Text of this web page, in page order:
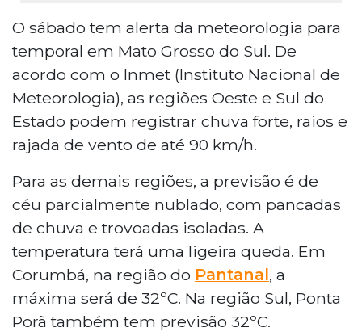
O sábado tem alerta da meteorologia para
temporal em Mato Grosso do Sul. De
acordo com o Inmet (Instituto Nacional de
Meteorologia), as regiões Oeste e Sul do
Estado podem registrar chuva forte, raios e
rajada de vento de até 90 km/h.
Para as demais regiões, a previsão é de
céu parcialmente nublado, com pancadas
de chuva e trovoadas isoladas. A
temperatura terá uma ligeira queda. Em
Corumbá, na região do Pantanal, a
máxima será de 32ºC. Na região Sul, Ponta
Porã também tem previsão 32ºC.